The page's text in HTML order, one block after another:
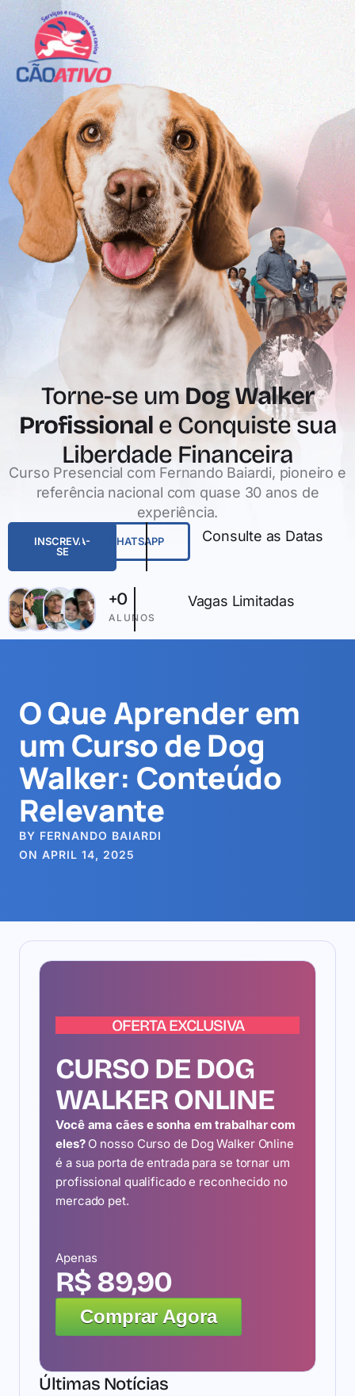
Torne-se umDog Walker
Profissional e Conquiste sua
Liberdade Financeira
Curso Presencial com Fernando Baiardi, pioneiro e
referência nacional com quase 30 anos de
experiência.
INSCREVA-
SE
WHATSAPP Consulte as Datas
ALUNOS
+0 Vagas Limitadas
O Que Aprender em
um Curso de Dog
Walker: Conteúdo
Relevante
BY FERNANDO BAIARDI
ON APRIL 14, 2025
OFERTA EXCLUSIVA
CURSO DE DOG
WALKER ONLINE
Você ama cães e sonha em trabalhar com
eles?O nosso Curso de Dog Walker Online
é a sua porta de entrada para se tornar um
profissional qualificado e reconhecido no
mercado pet.
Apenas
R$ 89,90
Comprar Agora
Últimas Notícias